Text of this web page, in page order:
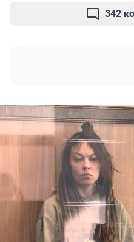
342